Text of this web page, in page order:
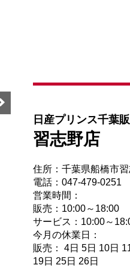
日産プリンス千葉
習志野店
住所：千葉県船橋市
電話：047-479-0251
営業時間：
販売：10:00～18:00
サービス：10:00～
今月の休業日：
販売： 4日 5日 10日
19日 25日 26日